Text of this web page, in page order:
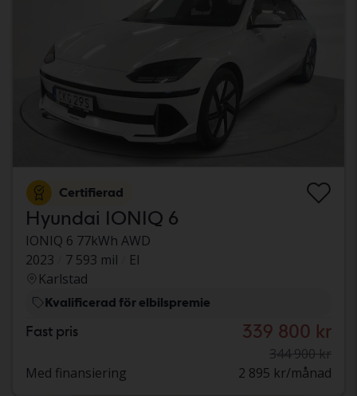
Certifierad
Hyundai IONIQ 6
IONIQ 6 77kWh AWD
2023
7 593 mil
El
Karlstad
Kvalificerad för elbilspremie
Fast pris 339 800 kr
344 900 kr
Med finansiering
2 895 kr/månad